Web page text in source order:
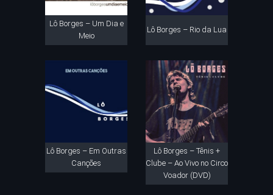
Lô Borges – Um Dia e
Meio
Lô Borges – Rio da Lua
Lô Borges – Em Outras
Canções
Lô Borges – Tênis +
Clube – Ao Vivo no Circo
Voador (DVD)